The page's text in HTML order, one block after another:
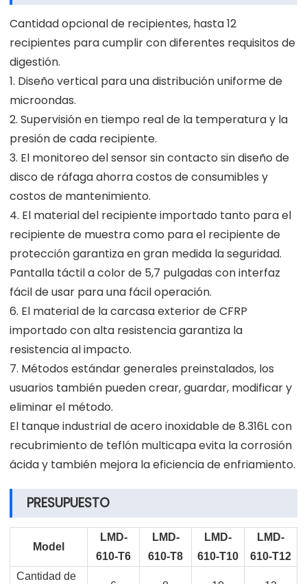
Cantidad opcional de recipientes, hasta 12
recipientes para cumplir con diferentes requisitos de
digestión.
1. Diseño vertical para una distribución uniforme de
microondas.
2. Supervisión en tiempo real de la temperatura y la
presión de cada recipiente.
3. El monitoreo del sensor sin contacto sin diseño de
disco de ráfaga ahorra costos de consumibles y
costos de mantenimiento.
4. El material del recipiente importado tanto para el
recipiente de muestra como para el recipiente de
protección garantiza en gran medida la seguridad.
Pantalla táctil a color de 5,7 pulgadas con interfaz
fácil de usar para una fácil operación.
6. El material de la carcasa exterior de CFRP
importado con alta resistencia garantiza la
resistencia al impacto.
7. Métodos estándar generales preinstalados, los
usuarios también pueden crear, guardar, modificar y
eliminar el método.
El tanque industrial de acero inoxidable de 8.316L con
recubrimiento de teflón multicapa evita la corrosión
ácida y también mejora la eficiencia de enfriamiento.
PRESUPUESTO
Model
LMD-
610-T6
LMD-
610-T8
LMD-
610-T10
LMD-
610-T12
Cantidad de